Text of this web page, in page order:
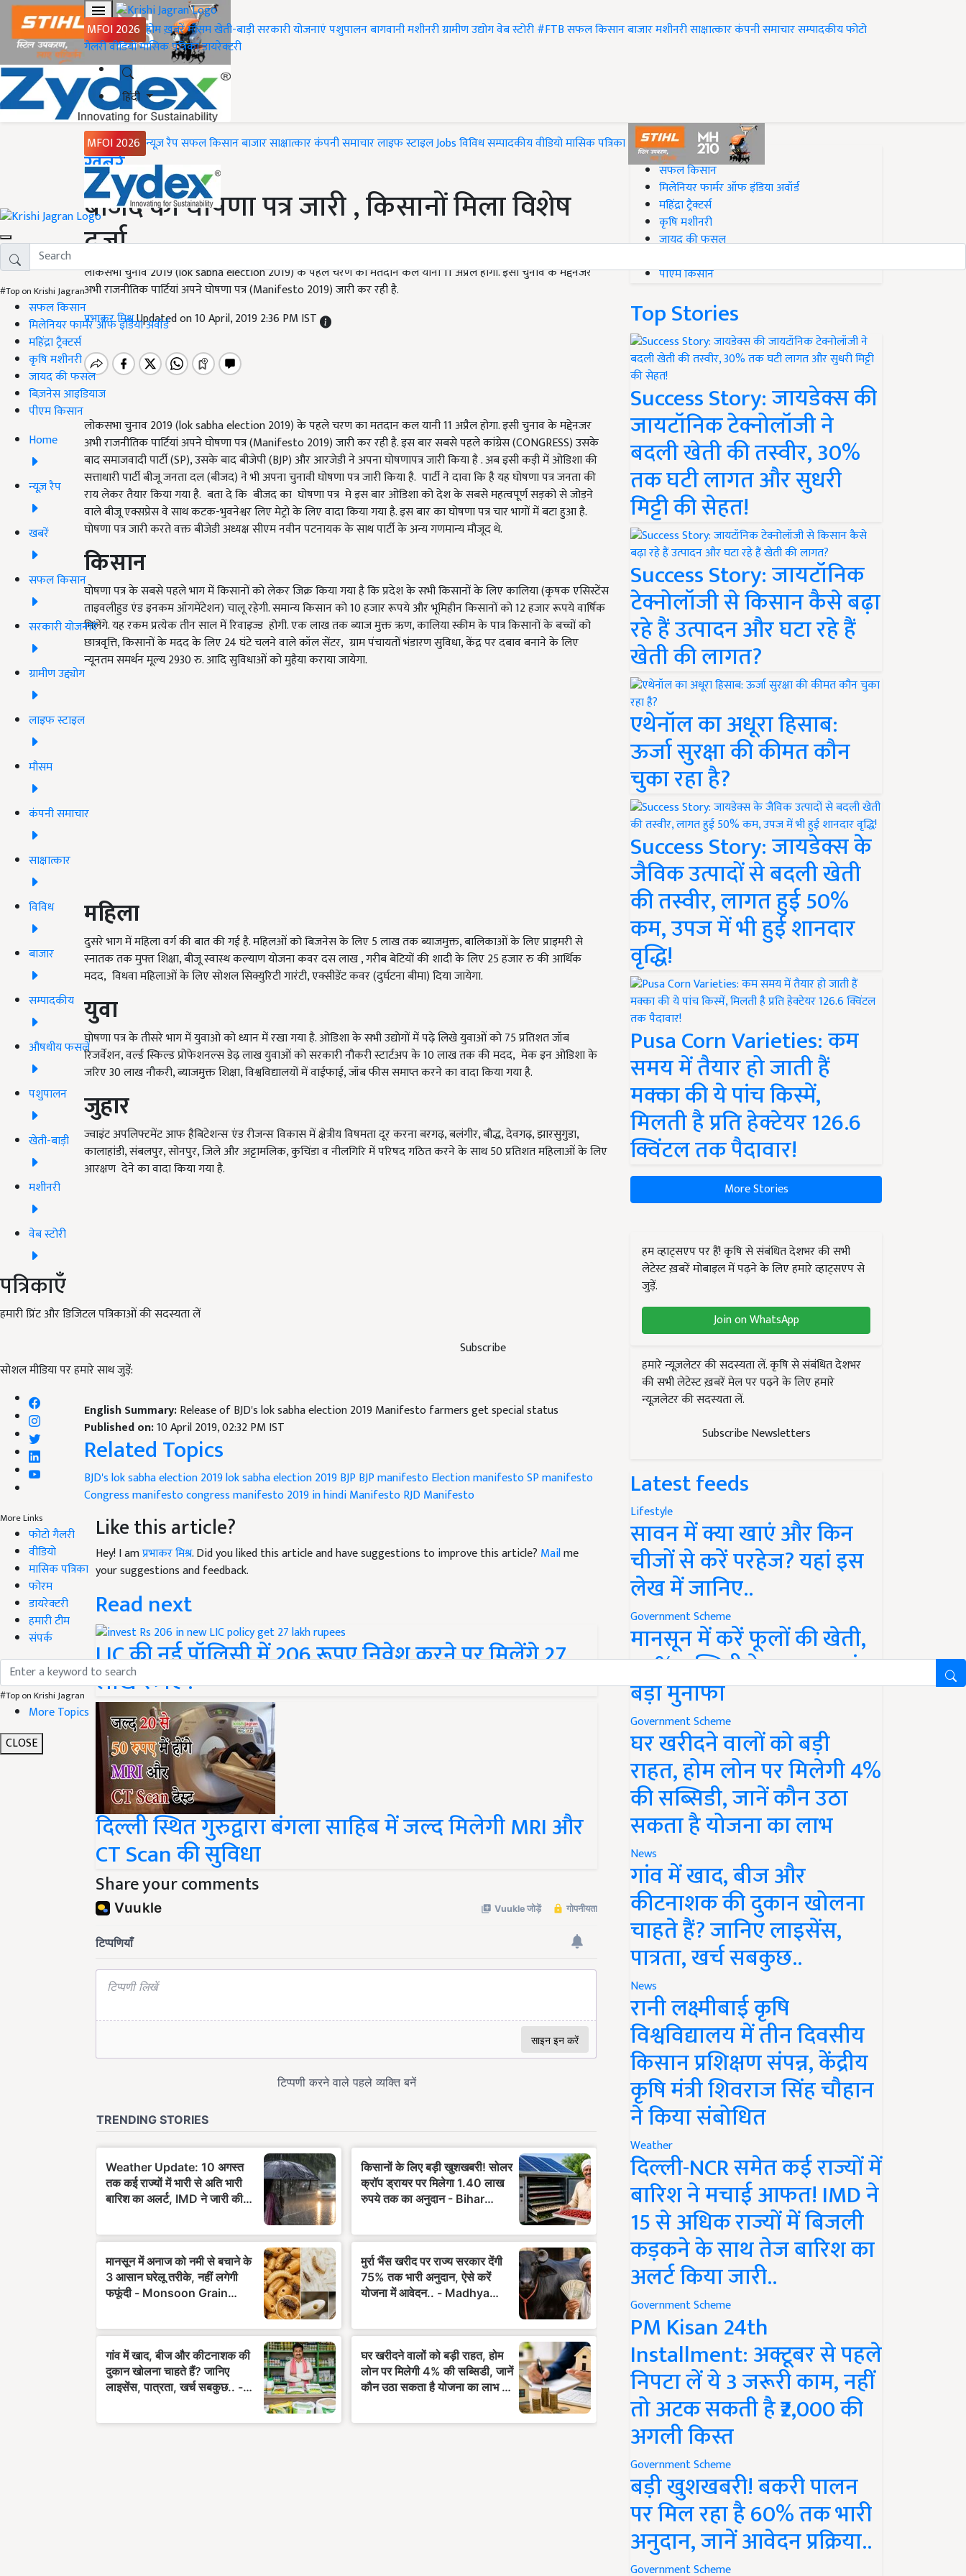
MFOI 2026 होमख़बरेंमौसमखेती-बाड़ीसरकारी योजनाएंपशुपालनबागवानीमशीनरीग्रामीण उद्योगवेब स्टोरी#FTBसफल किसानबाजारमशीनरीसाक्षात्कारकंपनी समाचारसम्पादकीयफोटो
गैलरीवीडियोमासिक पत्रिकाडायरेक्टरी
हिंदी
MFOI 2026 न्यूज़ रैपसफल किसानबाजारसाक्षात्कारकंपनी समाचारलाइफ स्टाइलJobsविविधसम्पादकीयवीडियोमासिक पत्रिका
#Top on Krishi Jagran
सफल किसान
मिलेनियर फार्मर ऑफ इंडिया अवॉर्ड
महिंद्रा ट्रैक्टर्स
कृषि मशीनरी
जायद की फसल
बिज़नेस आइडियाज
पीएम किसान
Home
न्यूज़ रैप
खबरें
सफल किसान
सरकारी योजनाएं
ग्रामीण उद्द्योग
लाइफ स्टाइल
मौसम
कंपनी समाचार
साक्षात्कार
विविध
बाजार
सम्पादकीय
औषधीय फसलें
पशुपालन
खेती-बाड़ी
मशीनरी
वेब स्टोरी
पत्रिकाएँ
हमारी प्रिंट और डिजिटल पत्रिकाओं की सदस्यता लें
Subscribe
सोशल मीडिया पर हमारे साथ जुड़ें:
More Links
फोटो गैलरी
वीडियो
मासिक पत्रिका
फोरम
डायरेक्टरी
हमारी टीम
संपर्क
#Top on Krishi Jagran
More Topics
CLOSE
Home
ख़बरें
बीजद का घोषणा पत्र जारी , किसानों मिला विशेष
दर्जा
लोकसभा चुनाव 2019 (lok sabha election 2019) के पहले चरण का मतदान कल यानी 11 अप्रैल होगा. इसी चुनाव के मद्देनजर
अभी राजनीतिक पार्टियां अपने घोषणा पत्र (Manifesto 2019) जारी कर रही है.
प्रभाकर मिश्रUpdated on 10 April, 2019 2:36 PM IST
लोकसभा चुनाव 2019 (lok sabha election 2019) के पहले चरण का मतदान कल यानी 11 अप्रैल होगा. इसी चुनाव के मद्देनजर
अभी राजनीतिक पार्टियां अपने घोषणा पत्र (Manifesto 2019) जारी कर रही है. इस बार सबसे पहले कांग्रेस (CONGRESS) उसके
बाद समाजवादी पार्टी (SP), उसके बाद बीजेपी (BJP) और आरजेडी ने अपना घोषणापत्र जारी किया है . अब इसी कड़ी में ओडिशा की
सत्ताधारी पार्टी बीजू जनता दल (बीजद) ने भी अपना चुनावी घोषणा पत्र जारी किया है. पार्टी ने दावा कि है यह घोषणा पत्र जनता की
राय लेकर तैयार किया गया है. बता दे कि बीजद का घोषणा पत्र मे इस बार ओडिशा को देश के सबसे महत्वपूर्ण सड़को से जोड़ने
वाले बीजू एक्सप्रेस वे साथ कटक-भुवनेश्वर लिए मेट्रो के लिए वादा किया गया है. इस बार का घोषणा पत्र चार भागों में बटा हुआ है.
घोषणा पत्र जारी करते वक्त बीजेडी अध्यक्ष सीएम नवीन पटनायक के साथ पार्टी के अन्य गणमान्य मौजूद थे.
किसान
घोषणा पत्र के सबसे पहले भाग में किसानों को लेकर जिक्र किया गया है कि प्रदेश के सभी किसानों के लिए कालिया (कृषक एसिस्टेंस
ताइवलीहुड एंड इनकम ऑगमेंटेशन) चालू रहेगी. समान्य किसान को 10 हजार रूपये और भूमिहीन किसानों को 12 हजार रूपये वार्षिक
मिलेंगे. यह रकम प्रत्येक तीन साल में रिवाइज्ड होगी. एक लाख तक ब्याज मुक्त ऋण, कालिया स्कीम के पात्र किसानों के बच्चों को
छात्रवृत्ति, किसानों के मदद के लिए 24 घंटे चलने वाले कॉल सेंटर, ग्राम पंचायतों भंडारण सुविधा, केंद्र पर दबाव बनाने के लिए
न्यूनतम समर्थन मूल्य 2930 रु. आदि सुविधाओं को मुहैया कराया जायेगा.
महिला
दुसरे भाग में महिला वर्ग की बात की गई है. महिलओं को बिजनेस के लिए 5 लाख तक ब्याजमुक्त, बालिकाओं के लिए प्राइमरी से
स्नातक तक मुफ्त शिक्षा, बीजू स्वास्थ कल्याण योजना कवर दस लाख , गरीब बेटियों की शादी के लिए 25 हजार रु की आर्थिक
मदद, विधवा महिलाओं के लिए सोशल सिक्युरिटी गारंटी, एक्सीडेंट कवर (दुर्घटना बीमा) दिया जायेगा.
युवा
घोषणा पत्र के तीसरे भाग में युवाओ को ध्यान में रखा गया है. ओडिशा के सभी उद्योगों में पढ़े लिखे युवाओं को 75 प्रतिशत जॉब
रिजर्वेशन, वर्ल्ड स्किल्ड प्रोफेशनल्स डेढ़ लाख युवाओं को सरकारी नौकरी स्टार्टअप के 10 लाख तक की मदद, मेक इन ओडिशा के
जरिए 30 लाख नौकरी, ब्याजमुक्त शिक्षा, विश्वविद्यालयों में वाईफाई, जॉब फीस समाप्त करने का वादा किया गया है.
जुहार
ज्वाइंट अपलिफ्टमेंट आफ हैबिटेशन्स एंड रीजन्स विकास में क्षेत्रीय विषमता दूर करना बरगढ़, बलंगीर, बौद्ध, देवगढ़, झारसुगुडा,
कालाहांडी, संबलपुर, सोनपुर, जिले और अट्टामलिक, कुचिंडा व नीलगिरि में परिषद गठित करने के साथ 50 प्रतिशत महिलाओं के लिए
आरक्षण देने का वादा किया गया है.
English Summary:Release of BJD's lok sabha election 2019 Manifesto farmers get special status
Published on:10 April 2019, 02:32 PM IST
Related Topics
BJD's lok sabha election 2019lok sabha election 2019BJPBJP manifestoElection manifestoSP manifesto
Congress manifestocongress manifesto 2019 in hindiManifestoRJD Manifesto
Like this article?
Hey! I amप्रभाकर मिश्र. Did you liked this article and have suggestions to improve this article? Mailme
your suggestions and feedback.
Read next
LIC की नई पॉलिसी में 206 रूपए निवेश करने पर मिलेंगे 27
लाख रूपए !
दिल्ली स्थित गुरुद्वारा बंगला साहिब में जल्द मिलेगी MRI और
CT Scan की सुविधा
Share your comments
#Top on Krishi Jagran
सफल किसान
मिलेनियर फार्मर ऑफ इंडिया अवॉर्ड
महिंद्रा ट्रैक्टर्स
कृषि मशीनरी
जायद की फसल
पीएम किसान
Top Stories
Success Story: जायडेक्स की
जायटॉनिक टेक्नोलॉजी ने
बदली खेती की तस्वीर, 30%
तक घटी लागत और सुधरी
मिट्टी की सेहत!
Success Story: जायटॉनिक
टेक्नोलॉजी से किसान कैसे बढ़ा
रहे हैं उत्पादन और घटा रहे हैं
खेती की लागत?
एथेनॉल का अधूरा हिसाब:
ऊर्जा सुरक्षा की कीमत कौन
चुका रहा है?
Success Story: जायडेक्स के
जैविक उत्पादों से बदली खेती
की तस्वीर, लागत हुई 50%
कम, उपज में भी हुई शानदार
वृद्धि!
Pusa Corn Varieties: कम
समय में तैयार हो जाती हैं
मक्का की ये पांच किस्में,
मिलती है प्रति हेक्टेयर 126.6
क्विंटल तक पैदावार!
More Stories
हम व्हाट्सएप पर हैं! कृषि से संबंधित देशभर की सभी
लेटेस्ट ख़बरें मोबाइल में पढ़ने के लिए हमारे व्हाट्सएप से
जुड़ें.
Join on WhatsApp
हमारे न्यूज़लेटर की सदस्यता लें. कृषि से संबंधित देशभर
की सभी लेटेस्ट ख़बरें मेल पर पढ़ने के लिए हमारे
न्यूज़लेटर की सदस्यता लें.
Subscribe Newsletters
Latest feeds
Lifestyle
सावन में क्या खाएं और किन
चीजों से करें परहेज? यहां इस
लेख में जानिए..
Government Scheme
मानसून में करें फूलों की खेती,
50% सब्सिडी के साथ कमाएं
बड़ा मुनाफा
Government Scheme
घर खरीदने वालों को बड़ी
राहत, होम लोन पर मिलेगी 4%
की सब्सिडी, जानें कौन उठा
सकता है योजना का लाभ
News
गांव में खाद, बीज और
कीटनाशक की दुकान खोलना
चाहते हैं? जानिए लाइसेंस,
पात्रता, खर्च सबकुछ..
News
रानी लक्ष्मीबाई कृषि
विश्वविद्यालय में तीन दिवसीय
किसान प्रशिक्षण संपन्न, केंद्रीय
कृषि मंत्री शिवराज सिंह चौहान
ने किया संबोधित
Weather
दिल्ली-NCR समेत कई राज्यों में
बारिश ने मचाई आफत! IMD ने
15 से अधिक राज्यों में बिजली
कड़कने के साथ तेज बारिश का
अलर्ट किया जारी..
Government Scheme
PM Kisan 24th
Installment: अक्टूबर से पहले
निपटा लें ये 3 जरूरी काम, नहीं
तो अटक सकती है ₹2,000 की
अगली किस्त
Government Scheme
बड़ी खुशखबरी! बकरी पालन
पर मिल रहा है 60% तक भारी
अनुदान, जानें आवेदन प्रक्रिया..
Government Scheme